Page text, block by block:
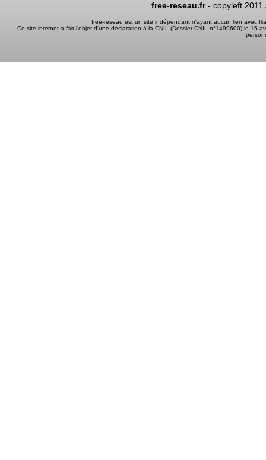
free-reseau.fr- copyleft 2011
free-reseau est un site indépendant n'ayant aucun lien avec
Ce site internet a fait l'objet d'une déclaration à la CNIL (Dossier CNIL n°1499600) le 15